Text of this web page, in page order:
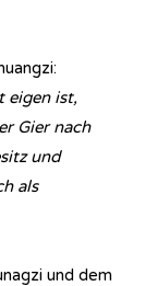
eigen ist,
Gier nach
und
als
und dem